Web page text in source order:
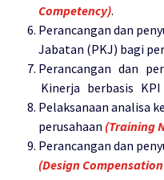
Competency).
Perancangan dan
Jabatan (PKJ) bagi
Perancangan dan
Kinerja berbasis KPI
Pelaksanaan analisa
perusahaan (Training
Perancangan dan
(Design